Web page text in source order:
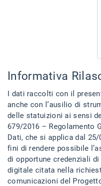
Informativa
I dati raccolti con il
anche con l’ausilio di
delle statuizioni ai sensi
679/2016 – Regolamento
Dati, che si applica dal
fini di rendere possibile
di opportune credenziali di
digitale citata nella
comunicazioni del